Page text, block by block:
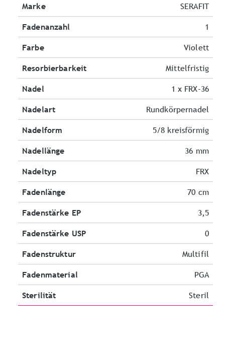
Marke SERAFIT
Fadenanzahl 1
Farbe Violett
Resorbierbarkeit Mittelfristig
Nadel 1 x FRX-36
Nadelart Rundkörpernadel
Nadelform 5/8 kreisförmig
Nadellänge 36 mm
Nadeltyp FRX
Fadenlänge 70 cm
Fadenstärke EP 3,5
Fadenstärke USP 0
Fadenstruktur Multifil
Fadenmaterial PGA
Sterilität Steril